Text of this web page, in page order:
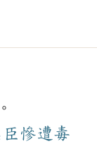
。
慘遭毒